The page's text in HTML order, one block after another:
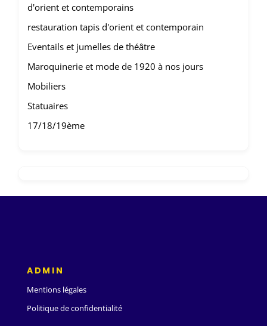
d'orient et contemporains
restauration tapis d'orient et contemporain
Eventails et jumelles de théâtre
Maroquinerie et mode de 1920 à nos jours
Mobiliers
Statuaires
17/18/19ème
ADMIN
Mentions légales
Politique de confidentialité